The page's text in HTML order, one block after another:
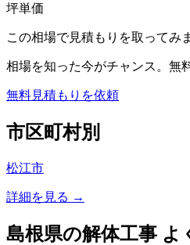
坪単価
この相場で見積もりを取ってみ
相場を知った今がチャンス。無
無料見積もりを依頼
市区町村別
松江市
詳細を見る →
島根県の解体工事 よ